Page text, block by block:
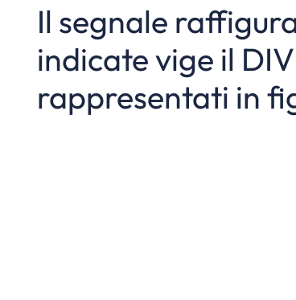
Il segnale
indicate vige il
rappresentati in